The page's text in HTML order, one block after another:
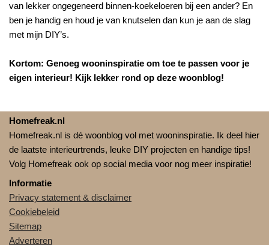
van lekker ongegeneerd binnen-koekeloeren bij een ander? En
ben je handig en houd je van knutselen dan kun je aan de slag
met mijn DIY’s.
Kortom: Genoeg wooninspiratie om toe te passen voor je
eigen interieur! Kijk lekker rond op deze woonblog!
Homefreak.nl
Homefreak.nl is dé woonblog vol met wooninspiratie. Ik deel hier
de laatste interieurtrends, leuke DIY projecten en handige tips!
Volg Homefreak ook op social media voor nog meer inspiratie!
Informatie
Privacy statement & disclaimer
Cookiebeleid
Sitemap
Adverteren